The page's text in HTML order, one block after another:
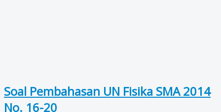
Soal Pembahasan UN Fisika SMA 2014
No. 16-20